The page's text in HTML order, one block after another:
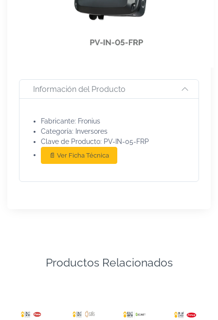
Información del Producto
Fabricante: Fronius
Categoría: Inversores
Clave de Producto: PV-IN-05-FRP
📄 Ver Ficha Técnica
Productos Relacionados